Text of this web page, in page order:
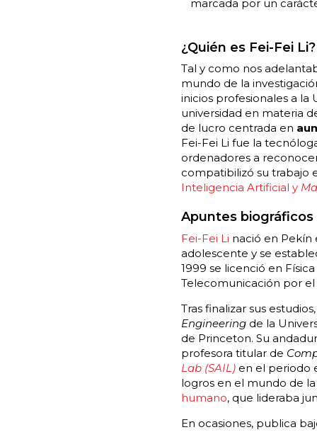
marcada por un
¿Quién es Fei-Fei Li?
Tal y como nos
mundo de la
inicios profesionales a la
universidad en materia
de lucro centrada en
Fei-Fei Li fue la
ordenadores a
compatibilizó su trabajo
Inteligencia Artificial y
Apuntes biográficos
Fei-Fei Li nació en Pekín
adolescente y se
1999 se licenció en
Telecomunicación por el
Tras finalizar sus
Engineeringde la
de Princeton. Su
profesora titular de
Lab (SAIL)en el periodo
logros en el mundo de
humano, que lideraba
En ocasiones, publica